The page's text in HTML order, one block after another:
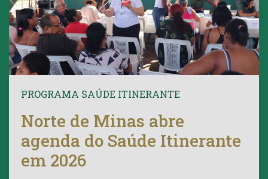
PROGRAMA SAÚDE ITINERANTE
Norte de Minas abre
agenda do Saúde Itinerante
em 2026